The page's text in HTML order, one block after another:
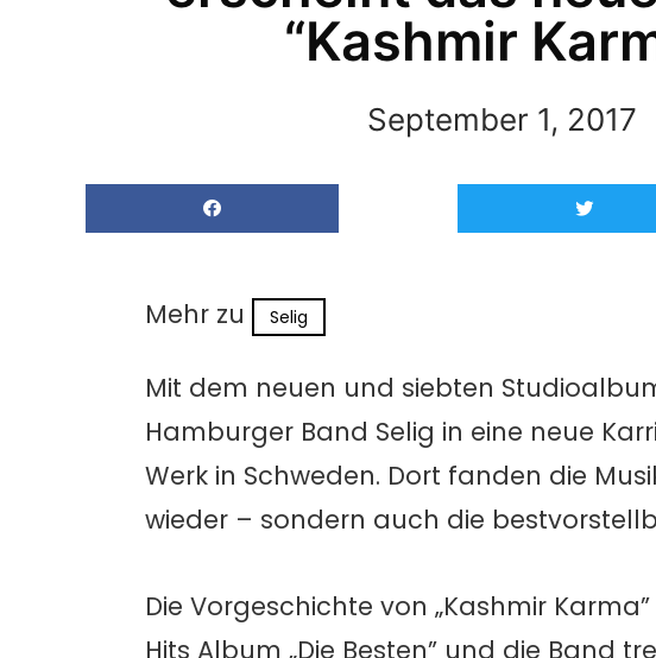
“Kashmir
September 1, 2017
Mehr zu Selig
Mit dem neuen und siebten
Hamburger Band Selig in eine neue
Werk in Schweden. Dort fanden die
wieder – sondern auch die
Die Vorgeschichte von „Kashmir
Hits Album „Die Besten” und die Band